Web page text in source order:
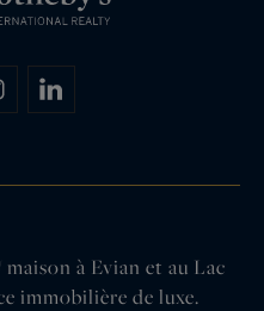
à Evian et au Lac
immobilière de luxe.